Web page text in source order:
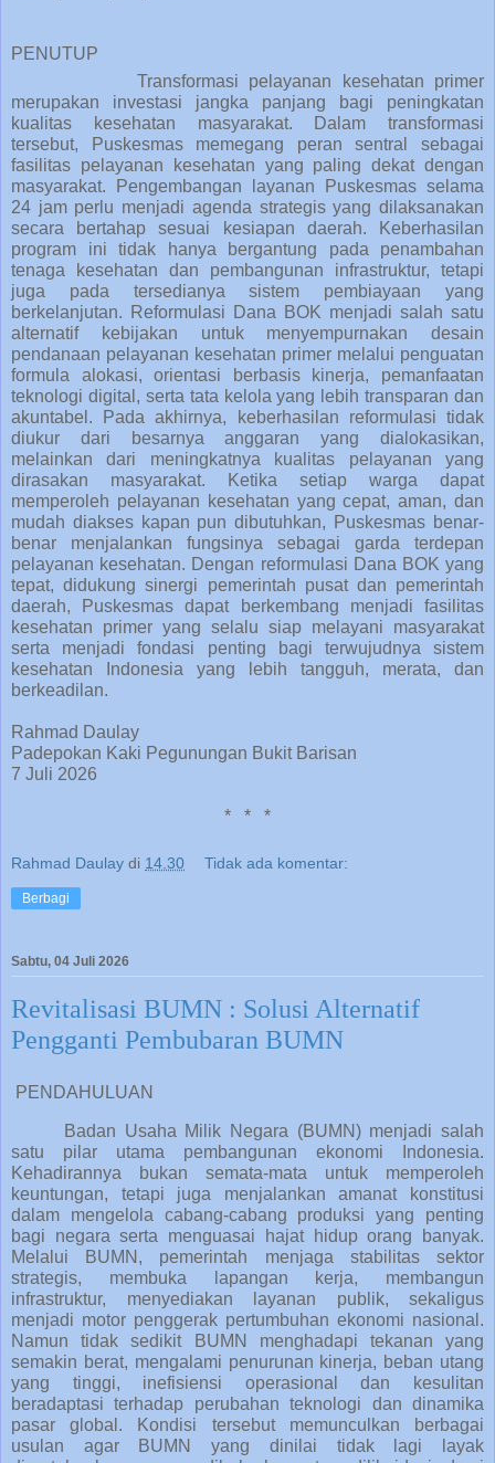
PENUTUP
Transformasi pelayanan kesehatan primer
merupakan investasi jangka panjang bagi peningkatan
kualitas kesehatan masyarakat. Dalam transformasi
tersebut, Puskesmas memegang peran sentral sebagai
fasilitas pelayanan kesehatan yang paling dekat dengan
masyarakat. Pengembangan layanan Puskesmas selama
24 jam perlu menjadi agenda strategis yang dilaksanakan
secara bertahap sesuai kesiapan daerah. Keberhasilan
program ini tidak hanya bergantung pada penambahan
tenaga kesehatan dan pembangunan infrastruktur, tetapi
juga pada tersedianya sistem pembiayaan yang
berkelanjutan. Reformulasi Dana BOK menjadi salah satu
alternatif kebijakan untuk menyempurnakan desain
pendanaan pelayanan kesehatan primer melalui penguatan
formula alokasi, orientasi berbasis kinerja, pemanfaatan
teknologi digital, serta tata kelola yang lebih transparan dan
akuntabel. Pada akhirnya, keberhasilan reformulasi tidak
diukur dari besarnya anggaran yang dialokasikan,
melainkan dari meningkatnya kualitas pelayanan yang
dirasakan masyarakat. Ketika setiap warga dapat
memperoleh pelayanan kesehatan yang cepat, aman, dan
mudah diakses kapan pun dibutuhkan, Puskesmas benar-
benar menjalankan fungsinya sebagai garda terdepan
pelayanan kesehatan. Dengan reformulasi Dana BOK yang
tepat, didukung sinergi pemerintah pusat dan pemerintah
daerah, Puskesmas dapat berkembang menjadi fasilitas
kesehatan primer yang selalu siap melayani masyarakat
serta menjadi fondasi penting bagi terwujudnya sistem
kesehatan Indonesia yang lebih tangguh, merata, dan
berkeadilan.
Rahmad Daulay
Padepokan Kaki Pegunungan Bukit Barisan
7 Juli 2026
* * *
Rahmad Daulay di 14.30 Tidak ada komentar:
Berbagi
Sabtu, 04 Juli 2026
Revitalisasi BUMN : Solusi Alternatif
Pengganti Pembubaran BUMN
PENDAHULUAN
Badan Usaha Milik Negara (BUMN) menjadi salah
satu pilar utama pembangunan ekonomi Indonesia.
Kehadirannya bukan semata-mata untuk memperoleh
keuntungan, tetapi juga menjalankan amanat konstitusi
dalam mengelola cabang-cabang produksi yang penting
bagi negara serta menguasai hajat hidup orang banyak.
Melalui BUMN, pemerintah menjaga stabilitas sektor
strategis, membuka lapangan kerja, membangun
infrastruktur, menyediakan layanan publik, sekaligus
menjadi motor penggerak pertumbuhan ekonomi nasional.
Namun tidak sedikit BUMN menghadapi tekanan yang
semakin berat, mengalami penurunan kinerja, beban utang
yang tinggi, inefisiensi operasional dan kesulitan
beradaptasi terhadap perubahan teknologi dan dinamika
pasar global. Kondisi tersebut memunculkan berbagai
usulan agar BUMN yang dinilai tidak lagi layak